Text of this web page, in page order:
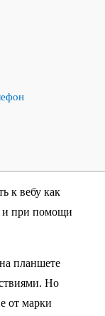
к вебу как
и при помощи
планшете
Но
от марки